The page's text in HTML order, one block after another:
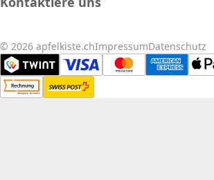
© 2026 apfelkiste.chImpressumDatenschutz